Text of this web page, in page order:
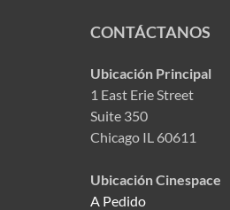
CONTÁCTANOS
Ubicación Principal
1 East Erie Street
Suite 350
Chicago IL 60611
Ubicación Cinespace
A Pedido